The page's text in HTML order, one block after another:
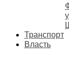
Транспорт
Власть